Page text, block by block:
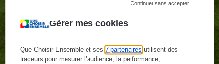
Gérer mes cookies
Que Choisir Ensemble et ses7 partenaires utilisent des
traceurs pour mesurer l’audience, la performance,
Continuer sans accepter